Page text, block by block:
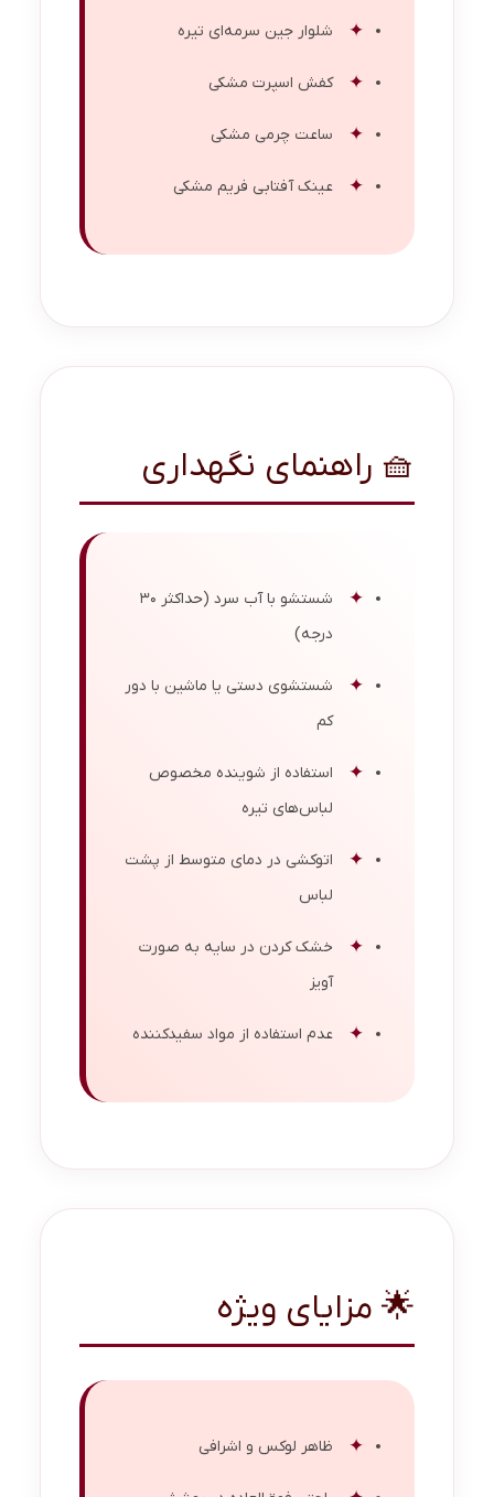
شلوار جین سرمه‌ای تیره
کفش اسپرت مشکی
ساعت چرمی مشکی
عینک آفتابی فریم مشکی
🧺 راهنمای نگهداری
شستشو با آب سرد (حداکثر 30
درجه)
شستشوی دستی یا ماشین با دور
کم
استفاده از شوینده مخصوص
لباس‌های تیره
اتوکشی در دمای متوسط از پشت
لباس
خشک کردن در سایه به صورت
آویز
عدم استفاده از مواد سفیدکننده
🌟 مزایای ویژه
ظاهر لوکس و اشرافی